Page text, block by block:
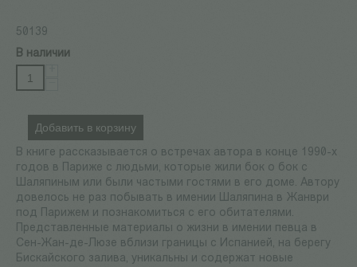
50139
В наличии
Добавить в корзину
В книге рассказывается о встречах автора в конце 1990-х
годов в Париже с людьми, которые жили бок о бок с
Шаляпиным или были частыми гостями в его доме. Автору
довелось не раз побывать в имении Шаляпина в Жанври
под Парижем и познакомиться с его обитателями.
Представленные материалы о жизни в имении певца в
Сен-Жан-де-Люзе вблизи границы с Испанией, на берегу
Бискайского залива, уникальны и содержат новые